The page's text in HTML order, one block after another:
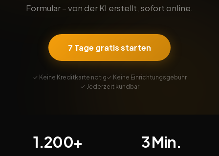
Formular – von der KI erstellt, sofort online.
7 Tage gratis starten
✓ Keine Kreditkarte nötig✓ Keine Einrichtungsgebühr
✓ Jederzeit kündbar
1.200+ 3 Min.